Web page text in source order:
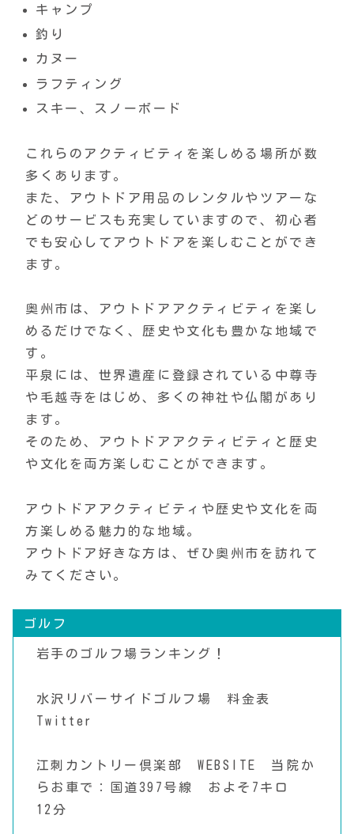
キャンプ
釣り
カヌー
ラフティング
スキー、スノーボード
これらのアクティビティを楽しめる場所が数
多くあります。
また、アウトドア用品のレンタルやツアーな
どのサービスも充実していますので、初心者
でも安心してアウトドアを楽しむことができ
ます。
奥州市は、アウトドアアクティビティを楽し
めるだけでなく、歴史や文化も豊かな地域で
す。
平泉には、世界遺産に登録されている中尊寺
や毛越寺をはじめ、多くの神社や仏閣があり
ます。
そのため、アウトドアアクティビティと歴史
や文化を両方楽しむことができます。
アウトドアアクティビティや歴史や文化を両
方楽しめる魅力的な地域。
アウトドア好きな方は、ぜひ奥州市を訪れて
みてください。
ゴルフ
岩手のゴルフ場ランキング！
水沢リバーサイドゴルフ場 料金表
Twitter
江刺カントリー倶楽部 WEBSITE
当院か
らお車で：国道397号線 およそ7キロ
12分